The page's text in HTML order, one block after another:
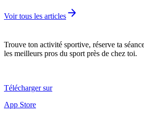
Voir tous les articles arrow_forward
Trouve ton activité sportive, réserve ta
les meilleurs pros du sport près de chez toi.
Télécharger sur
App Store